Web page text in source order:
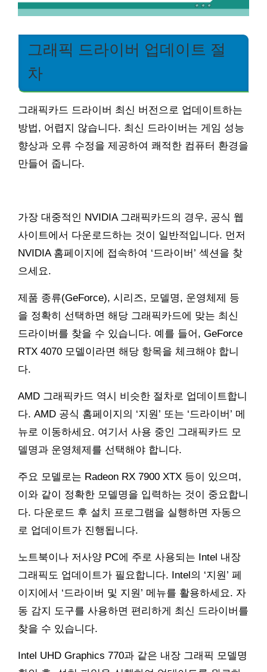
그래픽 드라이버 업데이트 절
차
그래픽카드 드라이버 최신 버전으로 업데이트하는
방법, 어렵지 않습니다. 최신 드라이버는 게임 성능
향상과 오류 수정을 제공하여 쾌적한 컴퓨터 환경을
만들어 줍니다.
가장 대중적인 NVIDIA 그래픽카드의 경우, 공식 웹
사이트에서 다운로드하는 것이 일반적입니다. 먼저
NVIDIA 홈페이지에 접속하여 ‘드라이버’ 섹션을 찾
으세요.
제품 종류(GeForce), 시리즈, 모델명, 운영체제 등
을 정확히 선택하면 해당 그래픽카드에 맞는 최신
드라이버를 찾을 수 있습니다. 예를 들어, GeForce
RTX 4070 모델이라면 해당 항목을 체크해야 합니
다.
AMD 그래픽카드 역시 비슷한 절차로 업데이트합니
다. AMD 공식 홈페이지의 ‘지원’ 또는 ‘드라이버’ 메
뉴로 이동하세요. 여기서 사용 중인 그래픽카드 모
델명과 운영체제를 선택해야 합니다.
주요 모델로는 Radeon RX 7900 XTX 등이 있으며,
이와 같이 정확한 모델명을 입력하는 것이 중요합니
다. 다운로드 후 설치 프로그램을 실행하면 자동으
로 업데이트가 진행됩니다.
노트북이나 저사양 PC에 주로 사용되는 Intel 내장
그래픽도 업데이트가 필요합니다. Intel의 ‘지원’ 페
이지에서 ‘드라이버 및 지원’ 메뉴를 활용하세요. 자
동 감지 도구를 사용하면 편리하게 최신 드라이버를
찾을 수 있습니다.
Intel UHD Graphics 770과 같은 내장 그래픽 모델명